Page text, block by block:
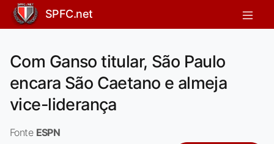
SPFC.net
Com Ganso titular, São Paulo
encara São Caetano e almeja
vice-liderança
Fonte ESPN